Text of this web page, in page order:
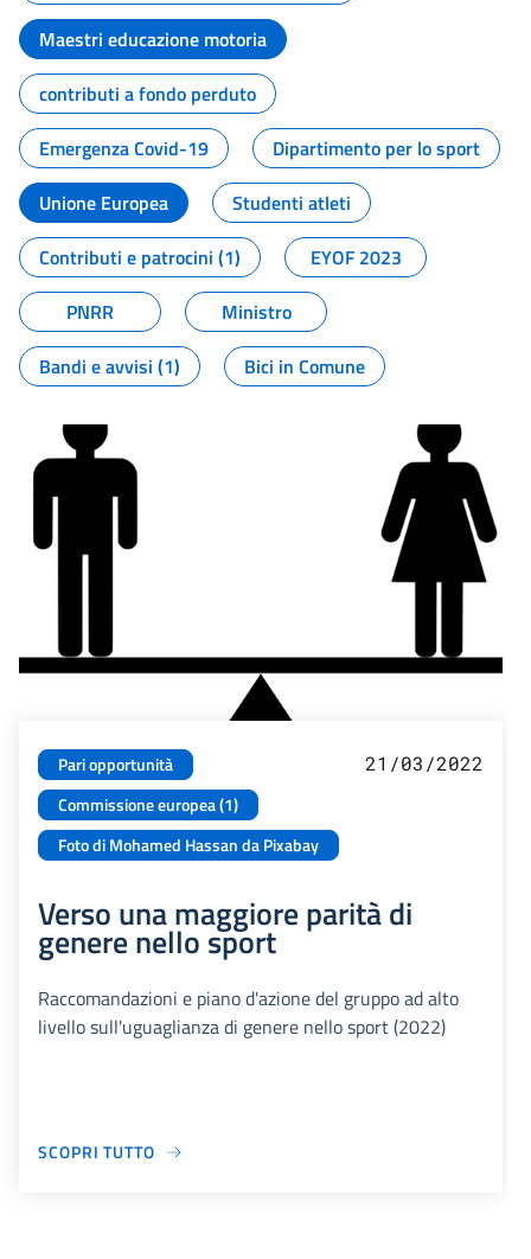
Maestri educazione motoria
contributi a fondo perduto
Emergenza Covid-19
Dipartimento per lo sport
Unione Europea
Studenti atleti
Contributi e patrocini (1)
EYOF 2023
PNRR
Ministro
Bandi e avvisi (1)
Bici in Comune
Pari opportunità
Commissione europea (1)
Foto di Mohamed Hassan da Pixabay
21/03/2022
Verso una maggiore parità di
genere nello sport
Raccomandazioni e piano d'azione del gruppo ad alto
livello sull'uguaglianza di genere nello sport (2022)
SCOPRI TUTTO